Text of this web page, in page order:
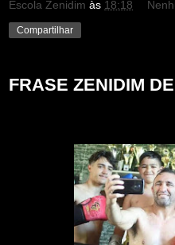
Escola Zenidim às 18:18
Compartilhar
FRASE ZENIDIM